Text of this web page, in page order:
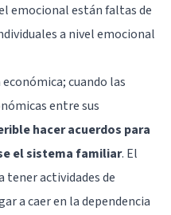
emocional están faltas de
a nivel emocional
cuando las
entre sus
hacer acuerdos para
el sistema familiar. El
tener actividades de
a caer en la dependencia